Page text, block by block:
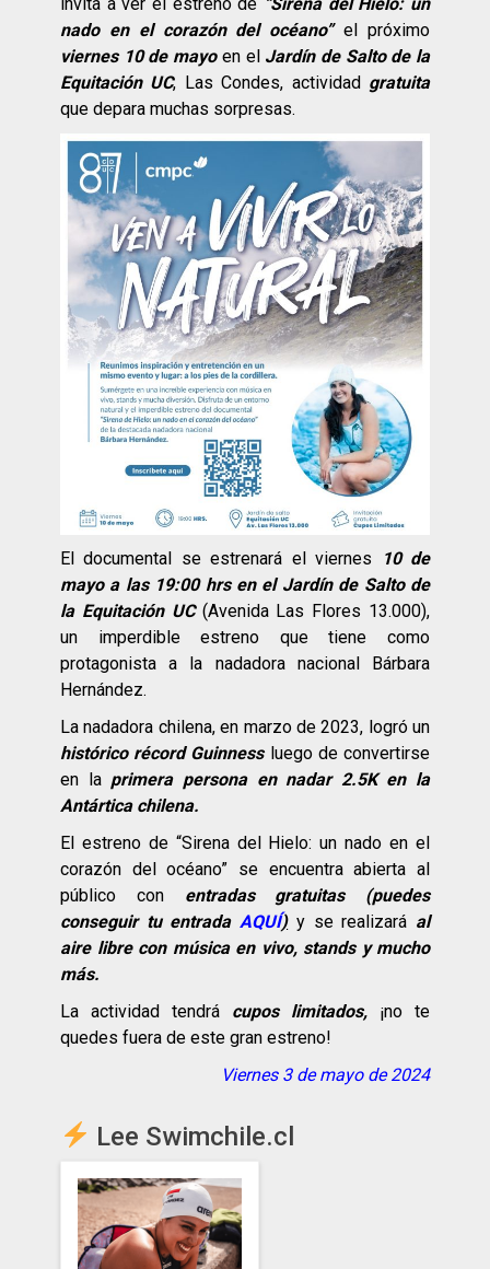
nado en el corazón del océano”el próximo
viernes 10 de mayoen el Jardín de Salto de la
Equitación UC, Las Condes, actividad gratuita
que depara muchas sorpresas.
El documental se estrenará el viernes
10 de
mayo a las 19:00 hrs en el Jardín de Salto de
la Equitación UC(Avenida Las Flores 13.000),
un imperdible estreno que tiene como
protagonista a la nadadora nacional Bárbara
Hernández.
La nadadora chilena, en marzo de 2023, logró un
histórico récord Guinnessluego de convertirse
en la primera persona en nadar 2.5K en la
Antártica chilena.
El estreno de “Sirena del Hielo: un nado en el
corazón del océano” se encuentra abierta al
público con entradas gratuitas (puedes
conseguir tu entrada AQUÍ)y se realizará al
aire libre con música en vivo, stands y mucho
más.
La actividad tendrá cupos limitados, ¡no te
quedes fuera de este gran estreno!
Viernes 3 de mayo de 2024
Lee Swimchile.cl